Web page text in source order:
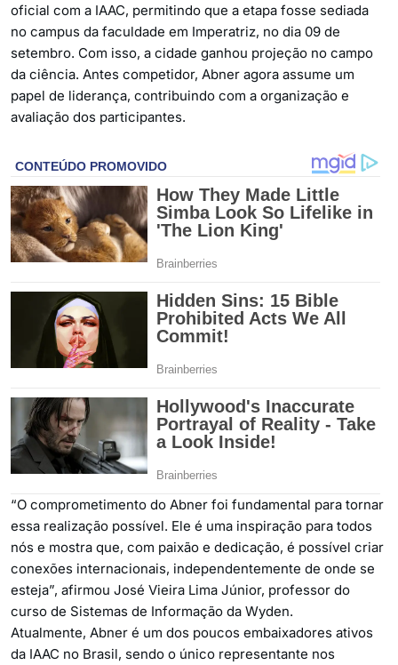
oficial com a IAAC, permitindo que a etapa fosse sediada
no campus da faculdade em Imperatriz, no dia 09 de
setembro. Com isso, a cidade ganhou projeção no campo
da ciência. Antes competidor, Abner agora assume um
papel de liderança, contribuindo com a organização e
avaliação dos participantes.
“O comprometimento do Abner foi fundamental para tornar
essa realização possível. Ele é uma inspiração para todos
nós e mostra que, com paixão e dedicação, é possível criar
conexões internacionais, independentemente de onde se
esteja”, afirmou José Vieira Lima Júnior, professor do
curso de Sistemas de Informação da Wyden.
Atualmente, Abner é um dos poucos embaixadores ativos
da IAAC no Brasil, sendo o único representante nos